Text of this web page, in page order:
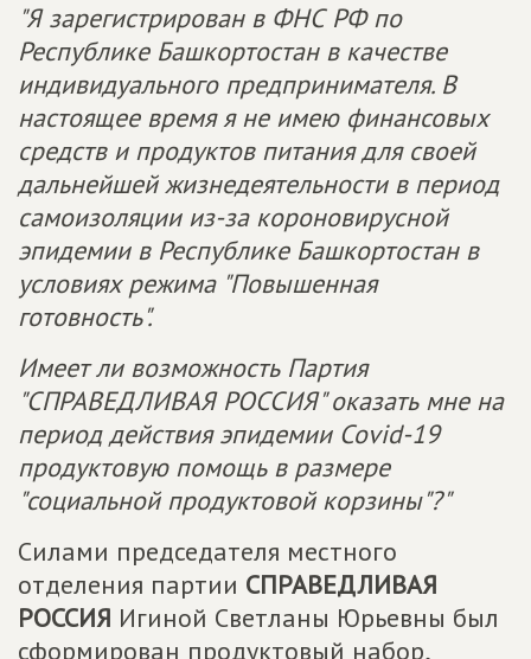
"Я зарегистрирован в ФНС РФ по
Республике Башкортостан в качестве
индивидуального предпринимателя. В
настоящее время я не имею финансовых
средств и продуктов питания для своей
дальнейшей жизнедеятельности в период
самоизоляции из-за короновирусной
эпидемии в Республике Башкортостан в
условиях режима "Повышенная
готовность".
Имеет ли возможность Партия
"СПРАВЕДЛИВАЯ РОССИЯ" оказать мне на
период действия эпидемии Covid-19
продуктовую помощь в размере
"социальной продуктовой корзины"?"
Силами председателя местного
отделения партии СПРАВЕДЛИВАЯ
РОССИЯ Игиной Светланы Юрьевны был
сформирован продуктовый набор,